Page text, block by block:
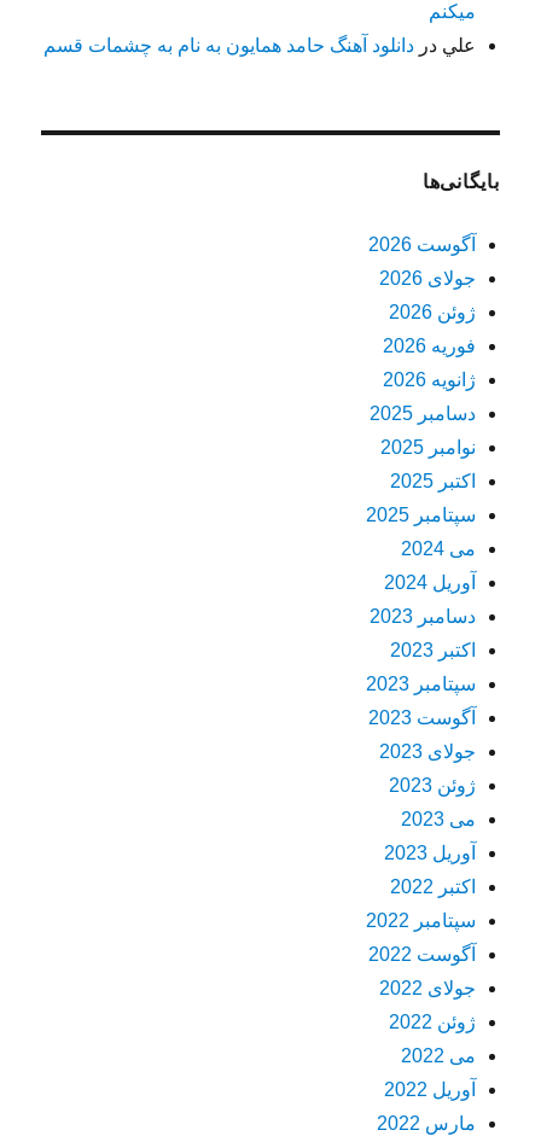
میکنم
علي دردانلود آهنگ حامد همایون به نام به چشمات قسم
بایگانی‌ها
آگوست 2026
جولای 2026
ژوئن 2026
فوریه 2026
ژانویه 2026
دسامبر 2025
نوامبر 2025
اکتبر 2025
سپتامبر 2025
می 2024
آوریل 2024
دسامبر 2023
اکتبر 2023
سپتامبر 2023
آگوست 2023
جولای 2023
ژوئن 2023
می 2023
آوریل 2023
اکتبر 2022
سپتامبر 2022
آگوست 2022
جولای 2022
ژوئن 2022
می 2022
آوریل 2022
مارس 2022